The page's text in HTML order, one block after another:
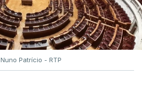
Nuno Patrício - RTP